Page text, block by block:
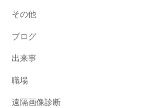
その他
ブログ
出来事
職場
遠隔画像診断